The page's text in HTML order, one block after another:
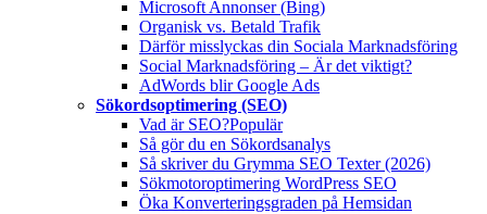
Microsoft Annonser (Bing)
Organisk vs. Betald Trafik
Därför misslyckas din Sociala Marknadsföring
Social Marknadsföring – Är det viktigt?
AdWords blir Google Ads
Sökordsoptimering (SEO)
Vad är SEO?Populär
Så gör du en Sökordsanalys
Så skriver du Grymma SEO Texter (2026)
Sökmotoroptimering WordPress SEO
Öka Konverteringsgraden på Hemsidan